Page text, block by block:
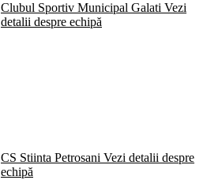
Clubul Sportiv Municipal Galati Vezi
detalii despre echipă
CS Stiinta Petrosani Vezi detalii despre
echipă